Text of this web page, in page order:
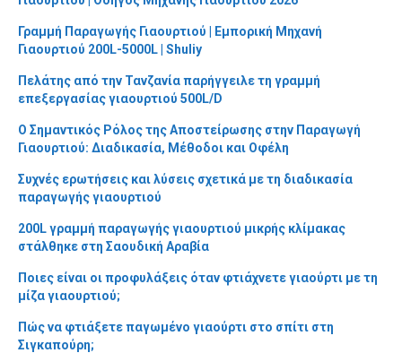
Γραμμή Παραγωγής Γιαουρτιού | Εμπορική Μηχανή
Γιαουρτιού 200L-5000L | Shuliy
Πελάτης από την Τανζανία παρήγγειλε τη γραμμή
επεξεργασίας γιαουρτιού 500L/D
Ο Σημαντικός Ρόλος της Αποστείρωσης στην Παραγωγή
Γιαουρτιού: Διαδικασία, Μέθοδοι και Οφέλη
Συχνές ερωτήσεις και λύσεις σχετικά με τη διαδικασία
παραγωγής γιαουρτιού
200L γραμμή παραγωγής γιαουρτιού μικρής κλίμακας
στάλθηκε στη Σαουδική Αραβία
Ποιες είναι οι προφυλάξεις όταν φτιάχνετε γιαούρτι με τη
μίζα γιαουρτιού;
Πώς να φτιάξετε παγωμένο γιαούρτι στο σπίτι στη
Σιγκαπούρη;